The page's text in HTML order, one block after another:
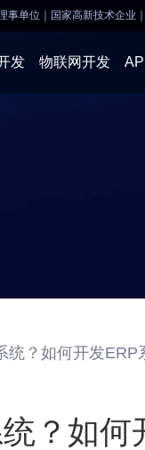
事单位 国家高新技术企业
发 物联网开发
统？如何开发ERP
？如何